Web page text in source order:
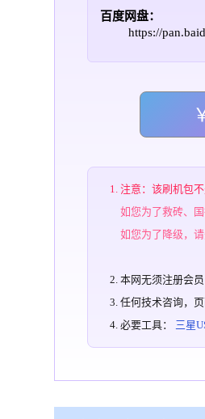
百度网盘：
https://
注意：该刷机包
如您为了救砖、
如您为了降级，
本网无须注册会
任何技术咨询，
必要工具： 三星